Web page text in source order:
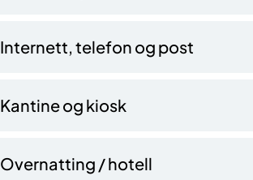
Internett, telefon og post
Kantine og kiosk
Overnatting / hotell